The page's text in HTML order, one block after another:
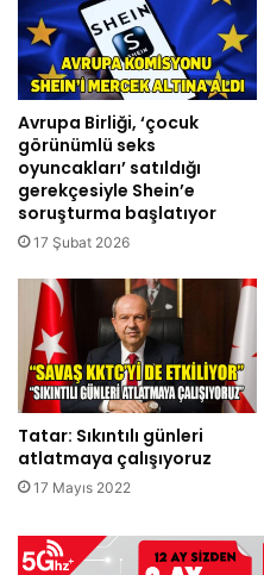
Avrupa Birliği, ‘çocuk
görünümlü seks
oyuncakları’ satıldığı
gerekçesiyle Shein’e
soruşturma başlatıyor
17 Şubat 2026
Tatar: Sıkıntılı günleri
atlatmaya çalışıyoruz
17 Mayıs 2022